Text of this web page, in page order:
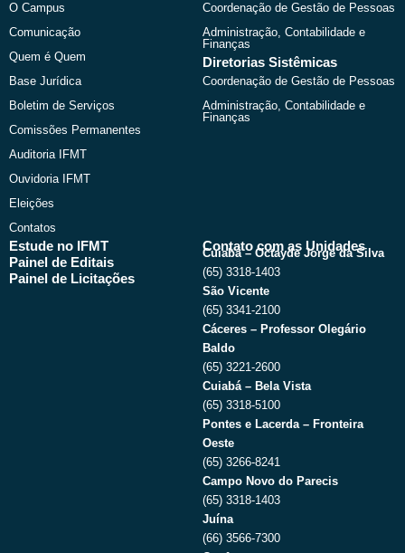
o
k
O Campus
Comunicação
Quem é Quem
Base Jurídica
Boletim de Serviços
Comissões Permanentes
Auditoria IFMT
Ouvidoria IFMT
Eleições
Contatos
Coordenação de Gestão de Pessoas
Administração, Contabilidade e
Finanças
Diretorias Sistêmicas
Coordenação de Gestão de Pessoas
Administração, Contabilidade e
Finanças
Estude no IFMT
Painel de Editais
Painel de Licitações
Contato com as Unidades
Cuiabá – Octayde Jorge da Silva
(65) 3318-1403
São Vicente
(65) 3341-2100
Cáceres – Professor Olegário
Baldo
(65) 3221-2600
Cuiabá – Bela Vista
(65) 3318-5100
Pontes e Lacerda – Fronteira
Oeste
(65) 3266-8241
Campo Novo do Parecis
(65) 3318-1403
Juína
(66) 3566-7300